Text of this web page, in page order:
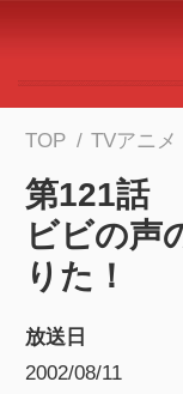
メインコンテン
TOP TVアニメ
第121話
ビビの声
りた！
放送日
2002/08/11